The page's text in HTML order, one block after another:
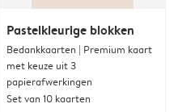
Pastelkleurige blokken
Bedankkaarten | Premium kaart
met keuze uit 3
papierafwerkingen
Set van 10 kaarten